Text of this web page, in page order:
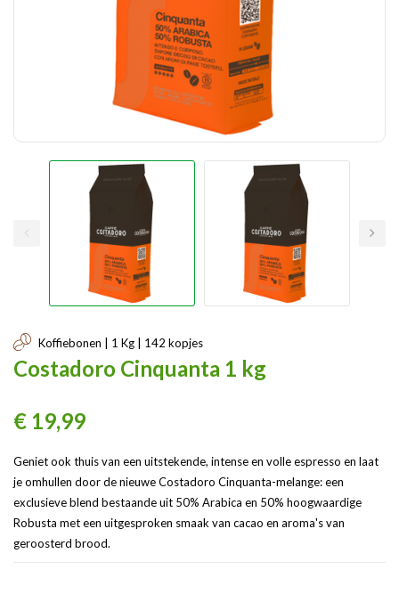
Koffiebonen | 1 Kg | 142 kopjes
Costadoro Cinquanta 1 kg
€ 19,99
Geniet ook thuis van een uitstekende, intense en volle espresso en laat
je omhullen door de nieuwe Costadoro Cinquanta-melange: een
exclusieve blend bestaande uit 50% Arabica en 50% hoogwaardige
Robusta met een uitgesproken smaak van cacao en aroma's van
geroosterd brood.